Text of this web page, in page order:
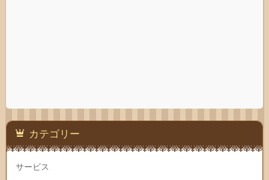
カテゴリー
サービス